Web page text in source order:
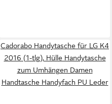
Cadorabo Handytasche für LG K4
2016 (1-tlg), Hülle Handytasche
zum Umhängen Damen
Handtasche Handyfach PU Leder